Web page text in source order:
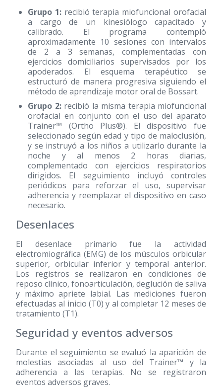
Grupo 1:recibió terapia miofuncional orofacial
a cargo de un kinesiólogo capacitado y
calibrado. El programa contempló
aproximadamente 10 sesiones con intervalos
de 2 a 3 semanas, complementadas con
ejercicios domiciliarios supervisados por los
apoderados. El esquema terapéutico se
estructuró de manera progresiva siguiendo el
método de aprendizaje motor oral de Bossart.
Grupo 2:recibió la misma terapia miofuncional
orofacial en conjunto con el uso del aparato
Trainer™ (Ortho Plus®). El dispositivo fue
seleccionado según edad y tipo de maloclusión,
y se instruyó a los niños a utilizarlo durante la
noche y al menos 2 horas diarias,
complementado con ejercicios respiratorios
dirigidos. El seguimiento incluyó controles
periódicos para reforzar el uso, supervisar
adherencia y reemplazar el dispositivo en caso
necesario.
Desenlaces
El desenlace primario fue la actividad
electromiográfica (EMG) de los músculos orbicular
superior, orbicular inferior y temporal anterior.
Los registros se realizaron en condiciones de
reposo clínico, fonoarticulación, deglución de saliva
y máximo apriete labial. Las mediciones fueron
efectuadas al inicio (T0) y al completar 12 meses de
tratamiento (T1).
Seguridad y eventos adversos
Durante el seguimiento se evaluó la aparición de
molestias asociadas al uso del Trainer™ y la
adherencia a las terapias. No se registraron
eventos adversos graves.